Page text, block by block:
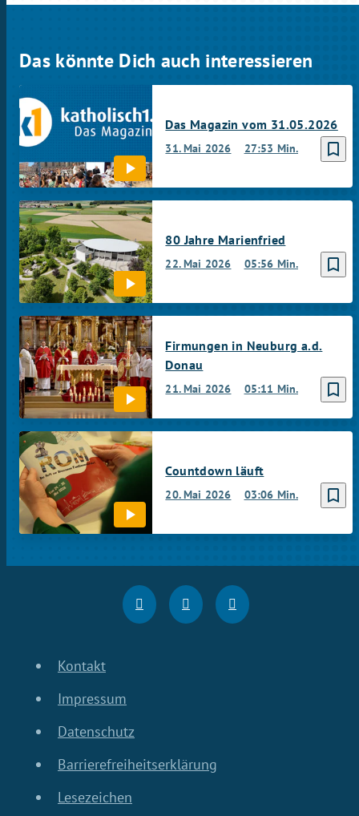
Das könnte Dich auch interessieren
bookmark_border
31. Mai 2026 27:53 Min.
Das Magazin vom 31.05.2026
bookmark_border
22. Mai 2026 05:56 Min.
80 Jahre Marienfried
bookmark_border
21. Mai 2026 05:11 Min.
Firmungen in Neuburg a.d.
Donau
bookmark_border
20. Mai 2026 03:06 Min.
Countdown läuft
Kontakt
Impressum
Datenschutz
Barrierefreiheitserklärung
Lesezeichen